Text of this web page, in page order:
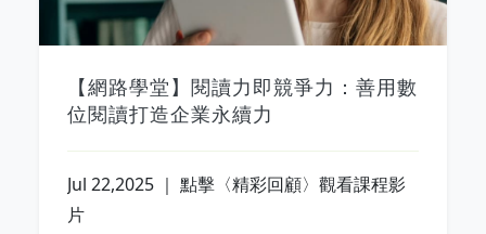
【網路學堂】閱讀力即競爭力：善用數
位閱讀打造企業永續力
Jul 22,2025 ｜ 點擊〈精彩回顧〉觀看課程影
片